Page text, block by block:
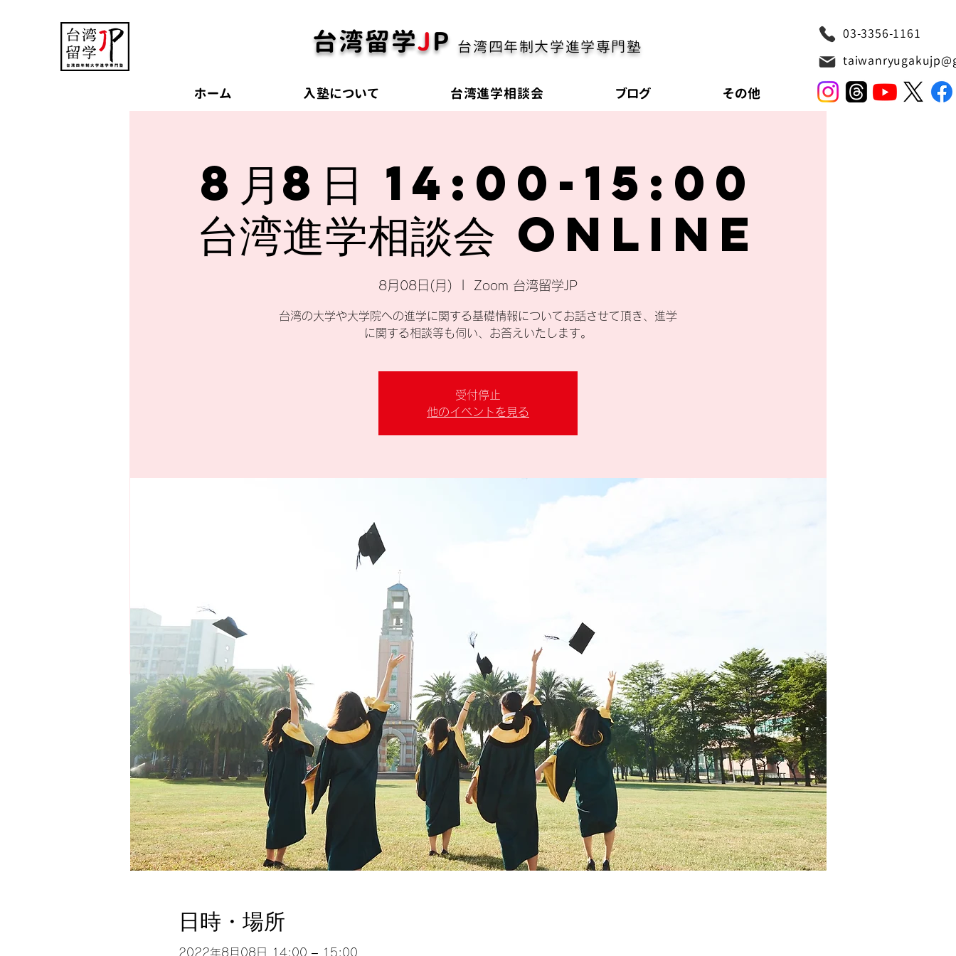
台湾留学JP 台湾四年制大学進学専門塾
ホーム 入塾について 台湾進学相談会 ブログ その他
03-3356-1161
8月8日 14:00-15:00
台湾進学相談会 online
8月08日(月) Zoom 台湾留学JP
台湾の大学や大学院への進学に関する基礎情報についてお話させて頂き、進学
に関する相談等も伺い、お答えいたします。
受付停止
他のイベントを見る
日時・場所
2022年8月08日 14:00 – 15:00